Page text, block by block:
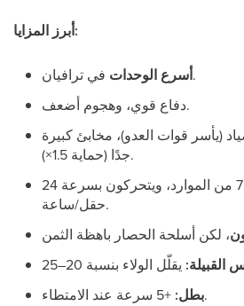
أبرز المزايا:
أسرع الوحداتفي ترافيان.
دفاع قوي، وهجوم أضعف.
(يأسر قوات العدو)، مخابئ كبيرة
جدًا (حماية 1.5×).
يحملون 750 من الموارد، ويتحركون بسرعة 24
حقل/ساعة.
القبيلة:
بطل:+5 سرعة عند الامتطاء.